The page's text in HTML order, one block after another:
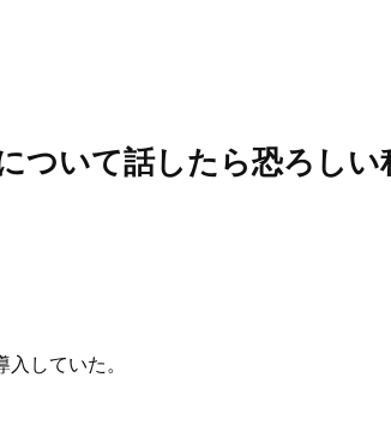
ついて話したら恐ろしい
していた。